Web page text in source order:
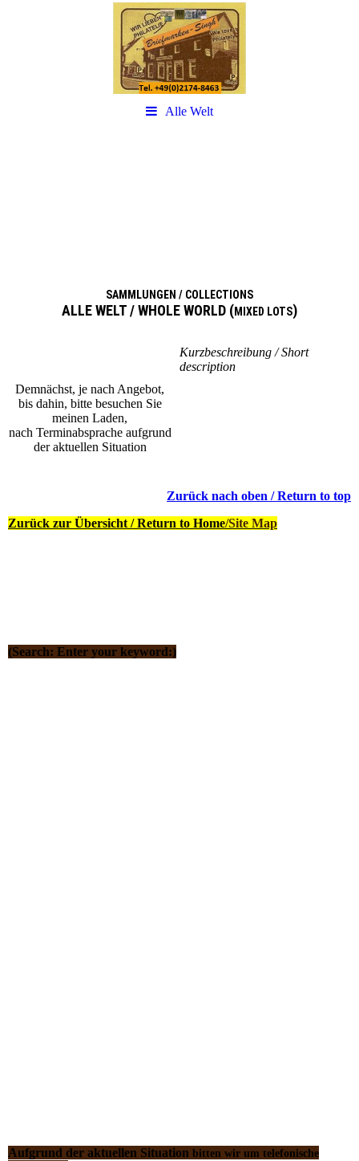
Alle Welt
SAMMLUNGEN / COLLECTIONS
ALLE WELT / WHOLE WORLD (MIXED LOTS)
Kurzbeschreibung / Short
description
Demnächst, je nach Angebot,
bis dahin, bitte besuchen Sie
meinen Laden,
nach Terminabsprache aufgrund
der aktuellen Situation
Zurück nach oben / Return to top
Zurück zur Übersicht / Return to Home/Site Map
(Search: Enter your keyword:)
Aufgrund der aktuellen Situation bitten wir um telefonische